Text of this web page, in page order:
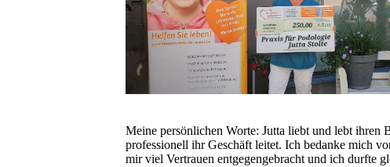
Meine persönlichen Worte: Jutta liebt und lebt ihren
professionell ihr Geschäft leitet. Ich bedanke mich
mir viel Vertrauen entgegengebracht und ich durfte